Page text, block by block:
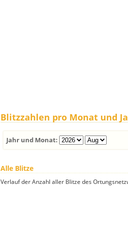
Blitzzahlen pro Monat und
Jahr und Monat:
Alle Blitze
Verlauf der Anzahl aller Blitze des